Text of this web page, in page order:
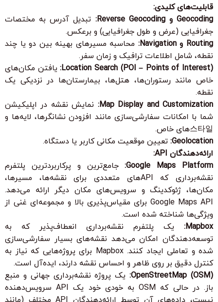
قابلیت‌های کلیدی:
Geocoding و Reverse Geocoding:
تبدیل آدرس به مختصات
جغرافیایی (عرض و طول جغرافیایی) و برعکس.
Routing و Navigation:
محاسبه مسیرهای بهینه بین دو یا چند
نقطه، شامل اطلاعات ترافیک و زمان سفر.
Location Search (POI – Points of Interest):یافتن مکان‌های
خاص مانند رستوران‌ها، هتل‌ها، بیمارستان‌ها در نزدیکی یک
نقطه.
Map Display and Customization: نمایش نقشه در اپلیکیشن
شما با امکانات سفارشی‌سازی مانند افزودن نشانگرها، لایه‌ها و
스타일‌های خاص.
Geolocation: تعیین موقعیت مکانی کاربر یا دستگاه.
ارائه‌دهندگان API:
Google Maps Platform:جامع‌ترین و پرکاربردترین پلتفرم
نقشه‌برداری که APIهای متعددی برای نقشه‌ها، مسیرها،
مکان‌ها، ژئوکدینگ و سرویس‌های مکان دیگر ارائه می‌دهد.
Google Maps API برای مقیاس‌پذیری بالا و مجموعه‌ای غنی از
ویژگی‌ها شناخته شده است.
Mapbox:
یک پلتفرم نقشه‌برداری انعطاف‌پذیر که به
توسعه‌دهندگان امکان می‌دهد نقشه‌های بسیار سفارشی‌سازی
شده و تعاملی ایجاد کنند. Mapbox برای پروژه‌هایی که نیاز به
کنترل دقیق بر روی ظاهر و احساس نقشه دارند، ایده‌آل است.
OpenStreetMap (OSM):یک پروژه نقشه‌برداری جهانی و منبع
باز. در حالی که OSM به خودی خود یک API سرویس‌دهنده